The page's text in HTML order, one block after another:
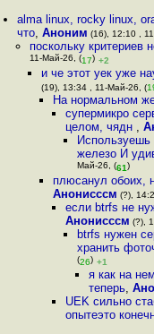
alma linux, rocky linux,
что,Аноним (16), 12:10 ,
поскольку критериев
11-Май-26, (17) +2
и че этот уек уже
(19), 13:34 , 11-Май-26, (
На нормальном
супермикро
целом, чядн ,
Используешь
железо И
Май-26, (61)
плюсанул обоих,
Анонисссм (?),
если btrfs не
Анонисссм (?),
btrfs нужен
хранить
(26) +1
я как на
теперь,
UEK сильно
опытеэто